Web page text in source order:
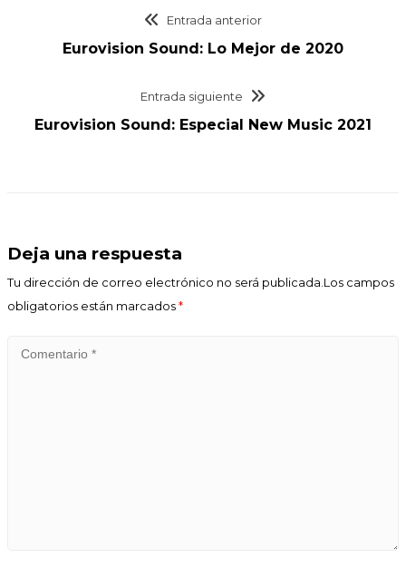
Entrada anterior
Eurovision Sound: Lo Mejor de 2020
Entrada siguiente
Eurovision Sound: Especial New Music 2021
Deja una respuesta
Tu dirección de correo electrónico no será publicada.Los campos
obligatorios están marcados*